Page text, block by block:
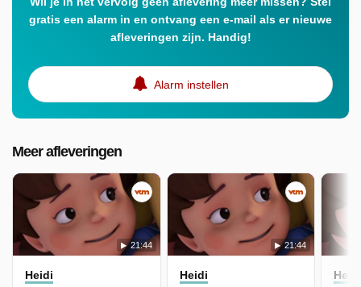
gratis een alarm in en ontvang een e-mail als er nieuwe
afleveringen zijn. Handig!
Alarm instellen
Meer afleveringen
21:44
Heidi
21:44
Heidi